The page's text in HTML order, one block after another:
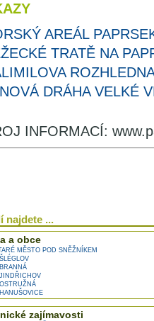
AREÁL
TRATĚ NA
DRÁHA VELKÉ
INFORMACÍ:
najdete ...
a obce
MĚSTO POD SNĚŽNÍKEM
ŠLÉGLOV
BRANNÁ
JINDŘICHOV
OSTRUŽNÁ
HANUŠOVICE
zajímavosti